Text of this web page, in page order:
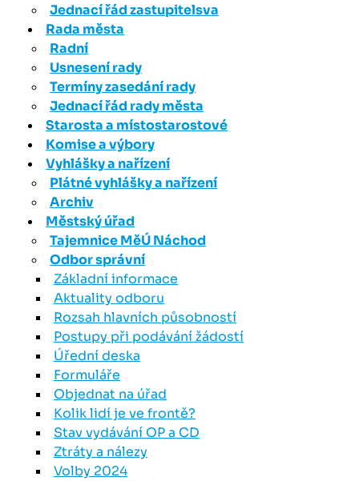
Jednací řád zastupitelsva
Rada města
Radní
Usnesení rady
Termíny zasedání rady
Jednací řád rady města
Starosta a místostarostové
Komise a výbory
Vyhlášky a nařízení
Plátné vyhlášky a nařízení
Archiv
Městský úřad
Tajemnice MěÚ Náchod
Odbor správní
Základní informace
Aktuality odboru
Rozsah hlavních působností
Postupy při podávání žádostí
Úřední deska
Formuláře
Objednat na úřad
Kolik lidí je ve frontě?
Stav vydávání OP a CD
Ztráty a nálezy
Volby 2024